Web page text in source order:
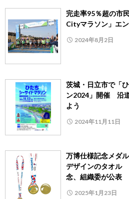
完走率95％超の市
Cityマラソン」エ
2024年8月2日
茨城・日立市で「
ン2024」開催 沿
よう
2024年11月11日
万博仕様記念メダ
デザインのタオル
念、組織委が公表
2025年1月23日